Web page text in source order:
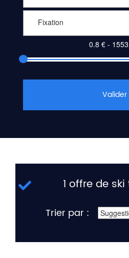
Fixation
Valider
1 offre de
Trier par :